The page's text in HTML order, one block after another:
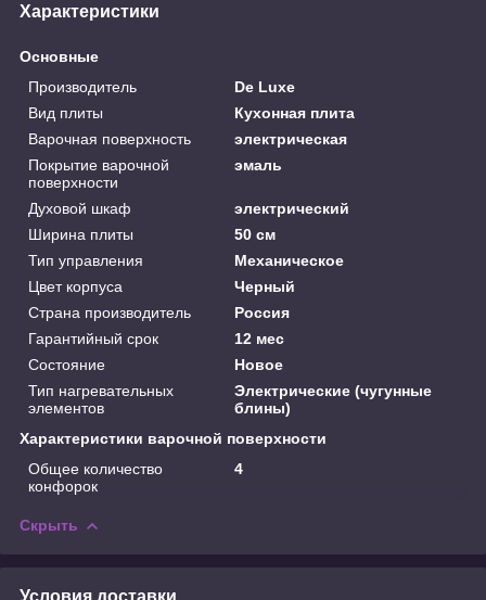
Характеристики
Основные
Производитель
De Luxe
Вид плиты
Кухонная плита
Варочная поверхность
электрическая
Покрытие варочной
поверхности
эмаль
Духовой шкаф
электрический
Ширина плиты
50 см
Тип управления
Механическое
Цвет корпуса
Черный
Страна производитель
Россия
Гарантийный срок
12 мес
Состояние
Новое
Тип нагревательных
элементов
Электрические (чугунные
блины)
Характеристики варочной поверхности
Общее количество
конфорок
4
Скрыть
Условия доставки